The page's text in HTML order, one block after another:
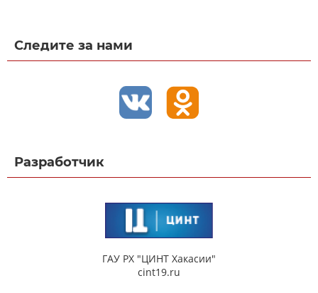
Следите за нами
Разработчик
ГАУ РХ "ЦИНТ Хакасии"
cint19.ru